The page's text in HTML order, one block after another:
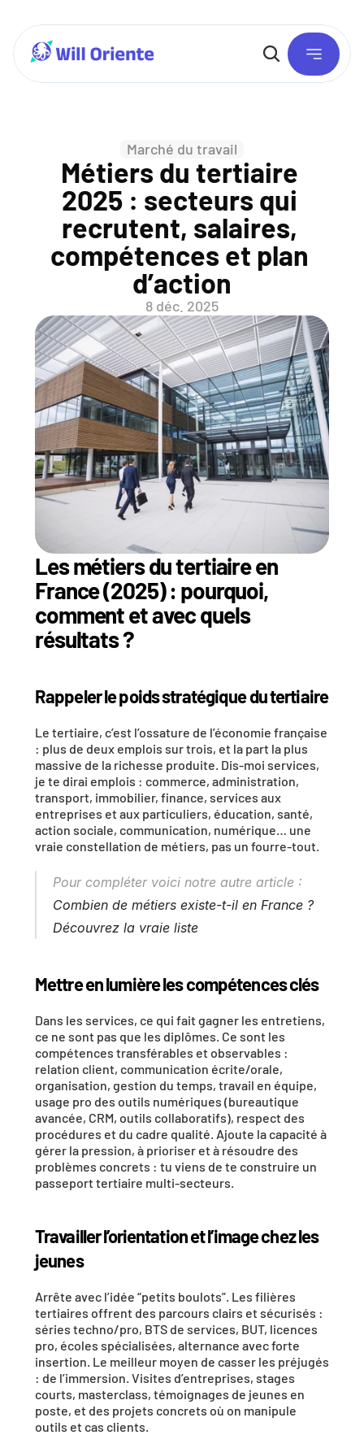
Marché du travail
Métiers du tertiaire
2025 : secteurs qui
recrutent, salaires,
compétences et plan
d’action
8 déc. 2025
Les métiers du tertiaire en
France (2025) : pourquoi,
comment et avec quels
résultats ?
Rappeler le poids stratégique du tertiaire
Le tertiaire, c’est l’ossature de l’économie française
: plus de deux emplois sur trois, et la part la plus
massive de la richesse produite. Dis-moi services,
je te dirai emplois : commerce, administration,
transport, immobilier, finance, services aux
entreprises et aux particuliers, éducation, santé,
action sociale, communication, numérique… une
vraie constellation de métiers, pas un fourre-tout.
Combien de métiers existe-t-il en France ?
Découvrez la vraie liste
Mettre en lumière les compétences clés
Dans les services, ce qui fait gagner les entretiens,
ce ne sont pas que les diplômes. Ce sont les
compétences transférables et observables :
relation client, communication écrite/orale,
organisation, gestion du temps, travail en équipe,
usage pro des outils numériques (bureautique
avancée, CRM, outils collaboratifs), respect des
procédures et du cadre qualité. Ajoute la capacité à
gérer la pression, à prioriser et à résoudre des
problèmes concrets : tu viens de te construire un
passeport tertiaire multi-secteurs.
Travailler l’orientation et l’image chez les
jeunes
Arrête avec l’idée “petits boulots”. Les filières
tertiaires offrent des parcours clairs et sécurisés :
séries techno/pro, BTS de services, BUT, licences
pro, écoles spécialisées, alternance avec forte
insertion. Le meilleur moyen de casser les préjugés
: de l’immersion. Visites d’entreprises, stages
courts, masterclass, témoignages de jeunes en
poste, et des projets concrets où on manipule
outils et cas clients.